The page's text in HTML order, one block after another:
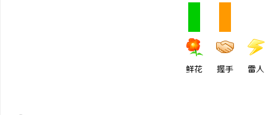
鲜花 握手 雷人